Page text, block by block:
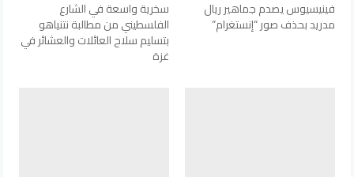
فينيسيوس يصدم جماهير ريال
مدريد بحذف صور “إنستغرام”
سخرية واسعة في الشارع
الفلسطيني من مطالبة نتنياهو
بتسليم سلاح العائلات والعشائر في
غزة